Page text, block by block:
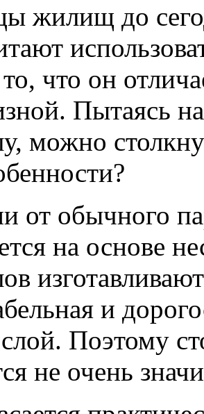
жилищ до
то, что он
Пытаясь
можно
от обычного
на основе
и
Поэтому
не очень